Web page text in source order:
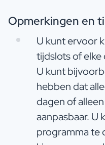
Opmerkingen en
U kunt ervoor
tijdslots of elke
U kunt
hebben dat
dagen of
aanpasbaar. U
programma te